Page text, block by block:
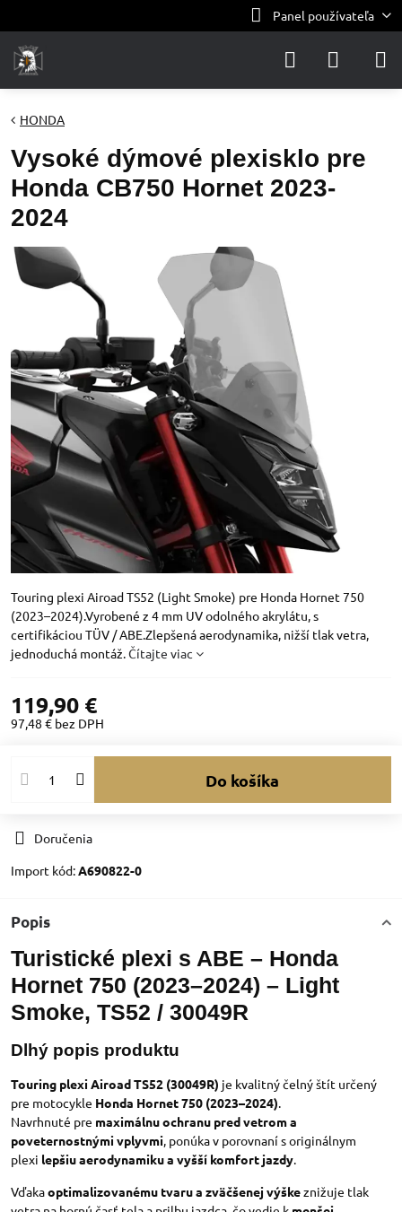
Panel používateľa
HONDA
Vysoké dýmové plexisklo pre
Honda CB750 Hornet 2023-
2024
Touring plexi Airoad TS52 (Light Smoke) pre Honda Hornet 750
(2023–2024).Vyrobené z 4 mm UV odolného akrylátu, s
certifikáciou TÜV / ABE.Zlepšená aerodynamika, nižší tlak vetra,
jednoduchá montáž.Čítajte viac
119,90 €
97,48 € bez DPH
Do košíka
Doručenia
Import kód:A690822-0
Popis
Turistické plexi s ABE – Honda
Hornet 750 (2023–2024) – Light
Smoke, TS52 / 30049R
Dlhý popis produktu
Touring plexi Airoad TS52 (30049R) je kvalitný čelný štít určený
pre motocykle Honda Hornet 750 (2023–2024).
Navrhnuté pre maximálnu ochranu pred vetrom a
poveternostnými vplyvmi, ponúka v porovnaní s originálnym
plexi lepšiu aerodynamiku a vyšší komfort jazdy.
Vďakaoptimalizovanému tvaru a zväčšenej výškeznižuje tlak